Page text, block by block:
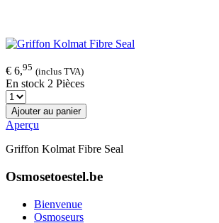
€ 6,95 (inclus TVA)
En stock 2 Pièces
Ajouter au panier
Aperçu
Griffon Kolmat Fibre Seal
Osmosetoestel.be
Bienvenue
Osmoseurs